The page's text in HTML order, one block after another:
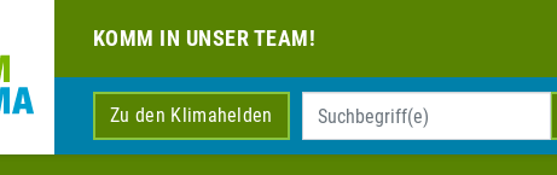
KOMM IN UNSER TEAM!
Zu den Klimahelden